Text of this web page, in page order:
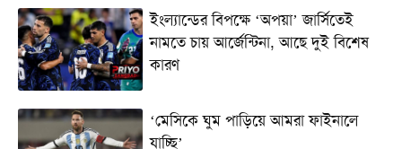
ইংল্যান্ডের বিপক্ষে ‘অপয়া’ জার্সিতেই
নামতে চায় আর্জেন্টিনা, আছে দুই বিশেষ
কারণ
‘মেসিকে ঘুম পাড়িয়ে আমরা ফাইনালে
যাচ্ছি’